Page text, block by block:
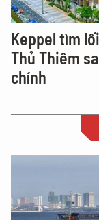
Keppel tìm
Thủ Thiêm
chính